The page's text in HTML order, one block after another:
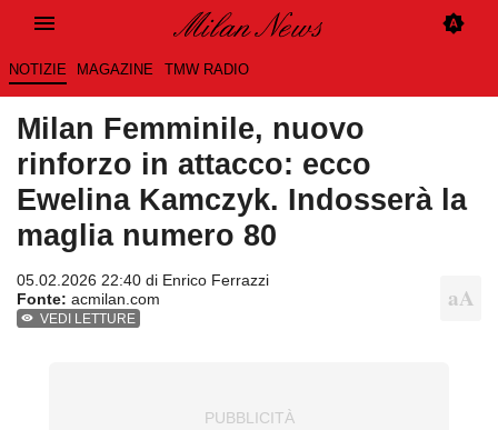
NOTIZIE MAGAZINE TMW RADIO
Milan Femminile, nuovo
rinforzo in attacco: ecco
Ewelina Kamczyk. Indosserà la
maglia numero 80
05.02.2026 22:40 di Enrico Ferrazzi
Fonte: acmilan.com
VEDI LETTURE